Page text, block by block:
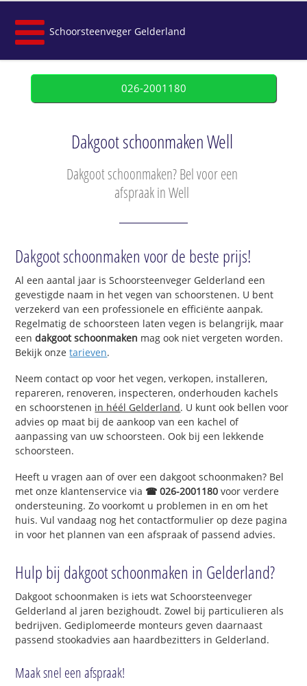
Schoorsteenveger Gelderland
026-2001180
Dakgoot schoonmaken Well
Dakgoot schoonmaken? Bel voor een
afspraak in Well
Dakgoot schoonmaken voor de beste prijs!
Al een aantal jaar is Schoorsteenveger Gelderland een
gevestigde naam in het vegen van schoorstenen. U bent
verzekerd van een professionele en efficiënte aanpak.
Regelmatig de schoorsteen laten vegen is belangrijk, maar
eendakgoot schoonmaken mag ook niet vergeten worden.
Bekijk onzetarieven.
Neem contact op voor het vegen, verkopen, installeren,
repareren, renoveren, inspecteren, onderhouden kachels
en schoorstenen in héél Gelderland. U kunt ook bellen voor
advies op maat bij de aankoop van een kachel of
aanpassing van uw schoorsteen. Ook bij een lekkende
schoorsteen.
Heeft u vragen aan of over een dakgoot schoonmaken? Bel
met onze klantenservice via ☎ 026-2001180 voor verdere
ondersteuning. Zo voorkomt u problemen in en om het
huis. Vul vandaag nog het contactformulier op deze pagina
in voor het plannen van een afspraak of passend advies.
Hulp bij dakgoot schoonmaken in Gelderland?
Dakgoot schoonmaken is iets wat Schoorsteenveger
Gelderland al jaren bezighoudt. Zowel bij particulieren als
bedrijven. Gediplomeerde monteurs geven daarnaast
passend stookadvies aan haardbezitters in Gelderland.
Maak snel een afspraak!